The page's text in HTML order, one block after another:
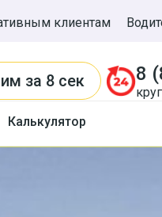
клиентам
за 8 сек 8
Калькулятор